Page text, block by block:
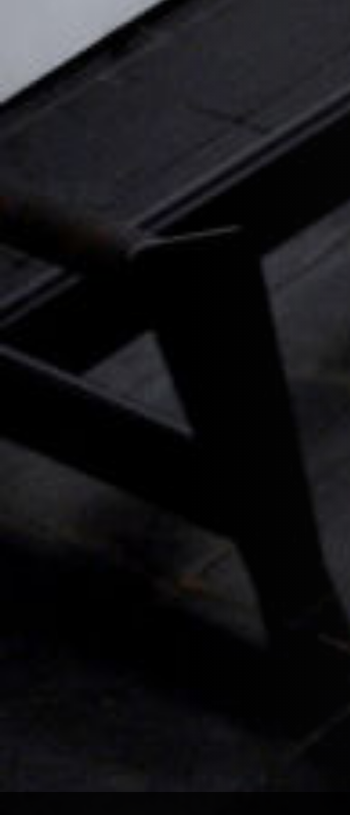
REVESTIMIENTOS Y ACCESORIOS STÛV 21